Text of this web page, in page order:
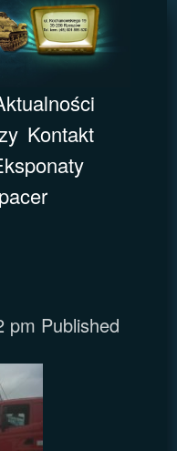
Kontakt
pm Published